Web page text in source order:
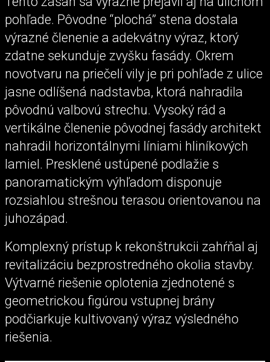
pohľade. Pôvodne “plochá” stena dostala
výrazné členenie a adekvátny výraz, ktorý
zdatne sekunduje zvyšku fasády. Okrem
novotvaru na priečelí vily je pri pohľade z ulice
jasne odlíšená nadstavba, ktorá nahradila
pôvodnú valbovú strechu. Vysoký rád a
vertikálne členenie pôvodnej fasády architekt
nahradil horizontálnymi líniami hliníkových
lamiel. Presklené ustúpené podlažie s
panoramatickým výhľadom disponuje
rozsiahlou strešnou terasou orientovanou na
juhozápad.
Komplexný prístup k rekonštrukcii zahŕňal aj
revitalizáciu bezprostredného okolia stavby.
Výtvarné riešenie oplotenia zjednotené s
geometrickou figúrou vstupnej brány
podčiarkuje kultivovaný výraz výsledného
riešenia.